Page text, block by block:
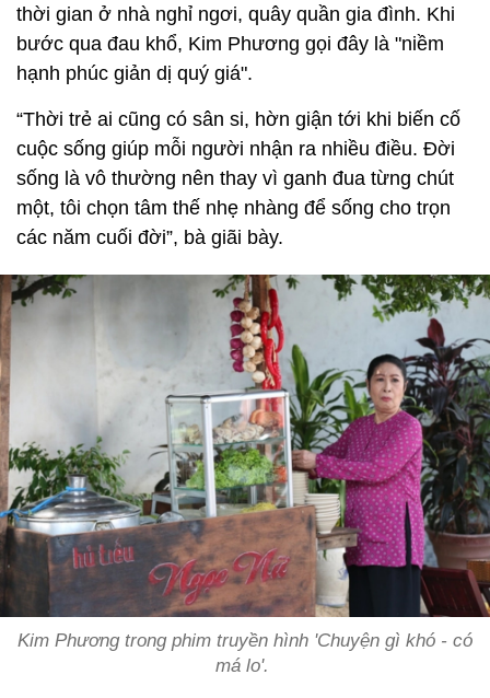
thời gian ở nhà nghỉ ngơi, quây quần gia đình. Khi
bước qua đau khổ, Kim Phương gọi đây là "niềm
hạnh phúc giản dị quý giá".
“Thời trẻ ai cũng có sân si, hờn giận tới khi biến cố
cuộc sống giúp mỗi người nhận ra nhiều điều. Đời
sống là vô thường nên thay vì ganh đua từng chút
một, tôi chọn tâm thế nhẹ nhàng để sống cho trọn
các năm cuối đời”, bà giãi bày.
Kim Phương trong phim truyền hình 'Chuyện gì khó - có
má lo'.